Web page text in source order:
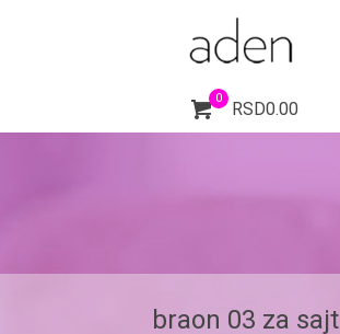
0
RSD0.00
braon 03 za sajt